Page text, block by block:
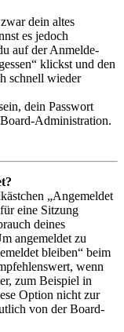
dein altes
es jedoch
auf der Anmelde-
klickst und den
schnell wieder
dein Passwort
Administration.
„Angemeldet
eine Sitzung
deines
angemeldet zu
bleiben“ beim
wenn
zum Beispiel in
Option nicht zur
von der Board-